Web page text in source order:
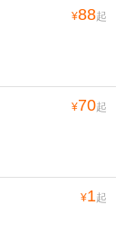
¥88起
¥70起
¥1起